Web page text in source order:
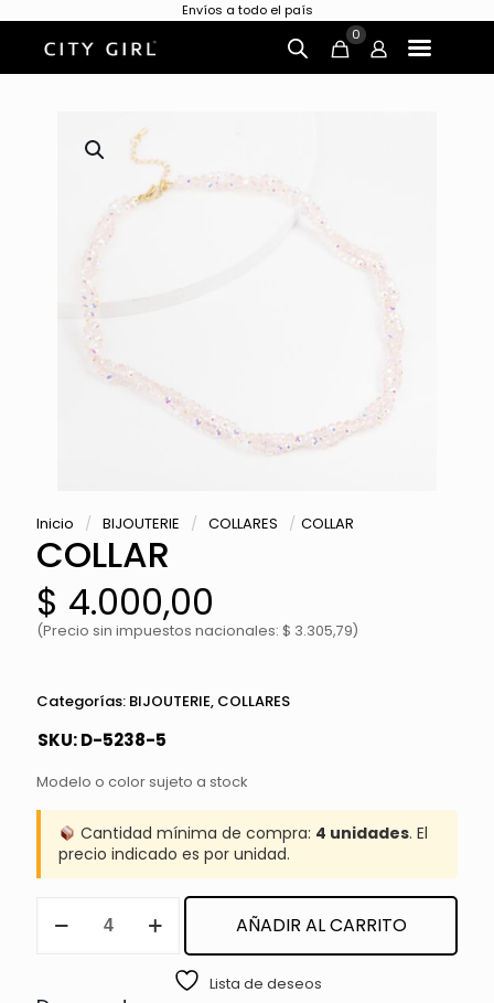
Envíos a todo el país
0
Inicio / BIJOUTERIE / COLLARES / COLLAR
COLLAR
$ 4.000,00
(Precio sin impuestos nacionales: $ 3.305,79)
Categorías: BIJOUTERIE, COLLARES
SKU:D-5238-5
Modelo o color sujeto a stock
Cantidad mínima de compra: 4 unidades. El
precio indicado es por unidad.
cantidad
AÑADIR AL CARRITO
Lista de deseos